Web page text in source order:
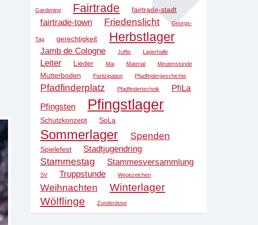
Gardening Fairtrade fairtrade-stadt
fairtrade-town Friedenslicht Georgs-
Tag gerechtigkeit Herbstlager
Jamb de Cologne Juffis Lagerhalle
Leiter Lieder Mai Material Meutenstunde
Mutterboden Partizipation Pfadfindergeschichte
Pfadfinderplatz Pfadfindertechnik
PfiLa
Pfingsten
Pfingstlager
Schutzkonzept SoLa
Sommerlager Spenden
Spielefest Stadtjugendring
Stammestag Stammesversammlung
SV Truppstunde Wegezeichen
Weihnachten
Winterlager
Wölflinge
Zunderdose